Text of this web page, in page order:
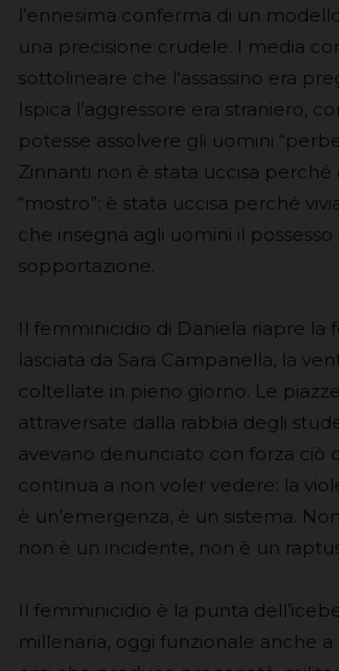
l’ennesima conferma di un
una precisione crudele. I media
sottolineare che l’assassino era
Ispica l’aggressore era straniero,
potesse assolvere gli uomini
Zinnanti non è stata uccisa perché
“mostro”: è stata uccisa perché
che insegna agli uomini il
sopportazione.
Il femminicidio di Daniela riapre la
lasciata da Sara Campanella, la
coltellate in pieno giorno. Le
attraversate dalla rabbia degli
avevano denunciato con forza ciò
continua a non voler vedere: la
è un’emergenza, è un sistema.
non è un incidente, non è un
Il femminicidio è la punta
millenaria, oggi funzionale anche